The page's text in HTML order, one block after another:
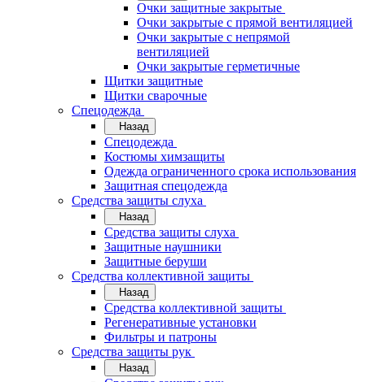
Очки защитные закрытые
Очки закрытые с прямой вентиляцией
Очки закрытые с непрямой
вентиляцией
Очки закрытые герметичные
Щитки защитные
Щитки сварочные
Спецодежда
Назад
Спецодежда
Костюмы химзащиты
Одежда ограниченного срока использования
Защитная спецодежда
Средства защиты слуха
Назад
Средства защиты слуха
Защитные наушники
Защитные беруши
Средства коллективной защиты
Назад
Средства коллективной защиты
Регенеративные установки
Фильтры и патроны
Средства защиты рук
Назад